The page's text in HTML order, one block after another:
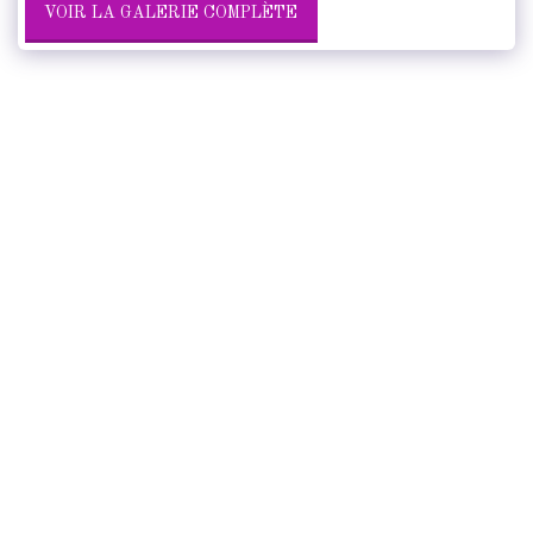
VOIR LA GALERIE COMPLÈTE